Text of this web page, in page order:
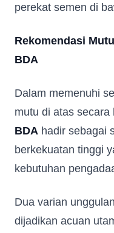
perekat semen di
Rekomendasi
BDA
Dalam memenuhi
mutu di atas secara
BDA hadir sebagai
berkekuatan tinggi
kebutuhan
Dua varian
dijadikan acuan